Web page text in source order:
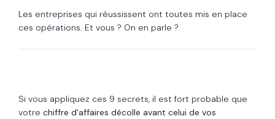
Les entreprises qui réussissent ont toutes mis en place
ces opérations. Et vous ? On en parle ?
Si vous appliquez ces 9 secrets, il est fort probable que
votre chiffre d'affaires décolle avant celui de vos